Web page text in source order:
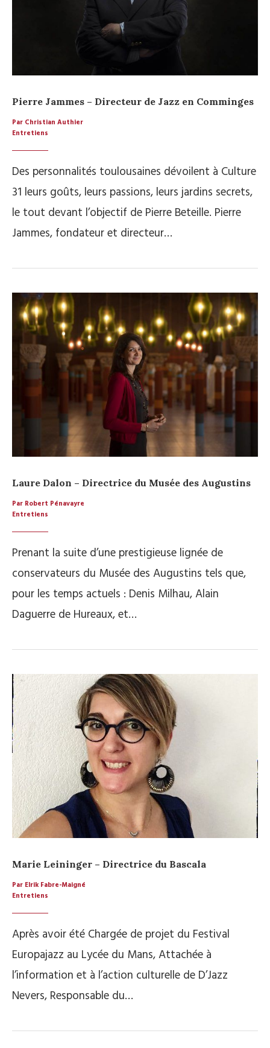
Pierre Jammes – Directeur de Jazz en Comminges
Par Christian Authier
Entretiens
Des personnalités toulousaines dévoilent à Culture
31 leurs goûts, leurs passions, leurs jardins secrets,
le tout devant l’objectif de Pierre Beteille. Pierre
Jammes, fondateur et directeur…
Laure Dalon – Directrice du Musée des Augustins
Par Robert Pénavayre
Entretiens
Prenant la suite d’une prestigieuse lignée de
conservateurs du Musée des Augustins tels que,
pour les temps actuels : Denis Milhau, Alain
Daguerre de Hureaux, et…
Marie Leininger – Directrice du Bascala
Par Elrik Fabre-Maigné
Entretiens
Après avoir été Chargée de projet du Festival
Europajazz au Lycée du Mans, Attachée à
l’information et à l’action culturelle de D’Jazz
Nevers, Responsable du…